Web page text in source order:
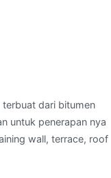
dari bitumen
untuk penerapan nya
wall, terrace, roof